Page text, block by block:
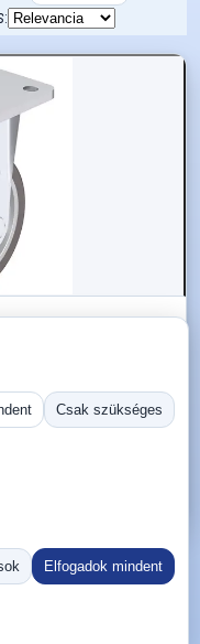
teherbírású
(max.): 450
Csak szükséges
Elfogadok mindent